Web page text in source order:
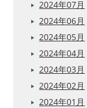
2024年07月
2024年06月
2024年05月
2024年04月
2024年03月
2024年02月
2024年01月